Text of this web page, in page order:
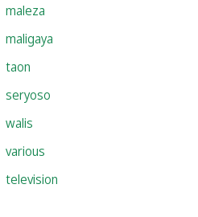
maleza
maligaya
taon
seryoso
walis
various
television